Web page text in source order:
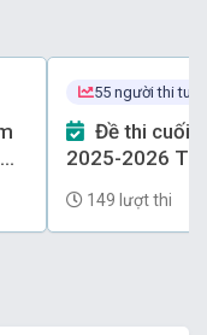
– 24 = 52 D.65 –
65 – 23
55 người thi
2025-2026
149 lượt thi